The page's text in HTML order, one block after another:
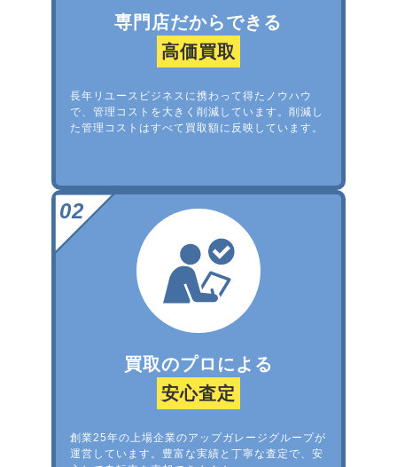
専門店だからできる
高価買取
長年リユースビジネスに携わって得たノウハウ
で、管理コストを大きく削減しています。削減し
た管理コストはすべて買取額に反映しています。
買取のプロによる
安心査定
創業25年の上場企業のアップガレージグループが
運営しています。豊富な実績と丁寧な査定で、安